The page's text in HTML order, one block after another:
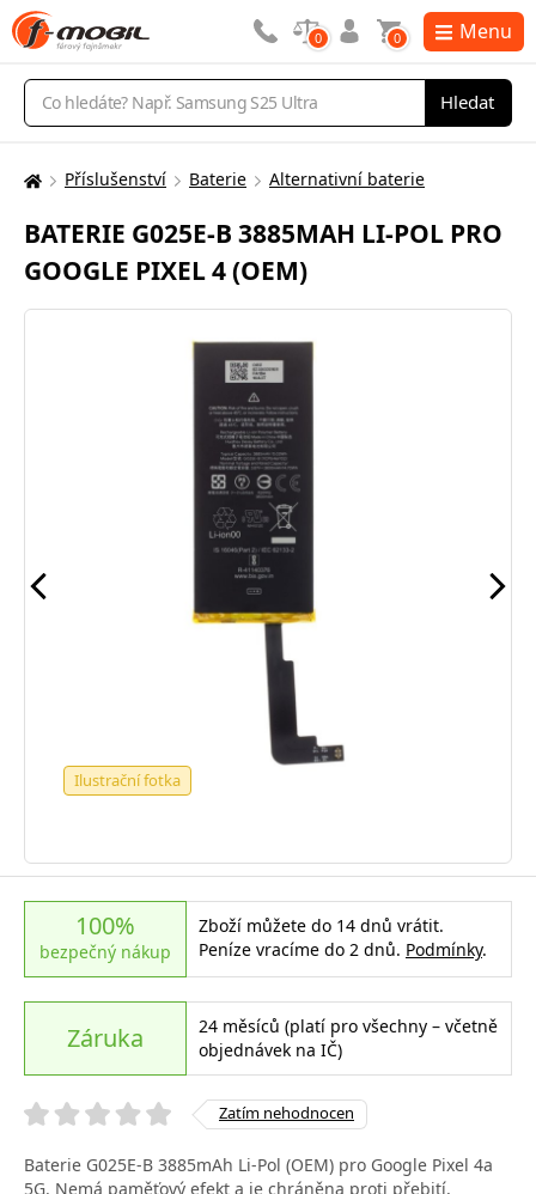
Vyhledávání
Hledat
0 0 Menu
Zde
nacházíte:
Příslušenství Baterie Alternativní baterie
BATERIE G025E-B 3885MAH LI-POL PRO
GOOGLE PIXEL 4 (OEM)
Ilustrační fotka
100%
bezpečný nákup
Zboží můžete do 14 dnů vrátit.
Peníze vracíme do 2 dnů. Podmínky.
Záruka
24 měsíců (platí pro všechny – včetně
objednávek na IČ)
Zatím nehodnocen
Baterie G025E-B 3885mAh Li-Pol (OEM) pro Google Pixel 4a
5G. Nemá paměťový efekt a je chráněna proti přebití,